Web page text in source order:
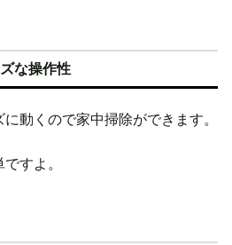
な操作性
動くので家中掃除ができます。
すよ。